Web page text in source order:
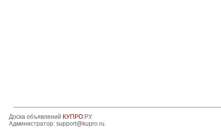
Доска объявлений КУПРО.РУ.
Администратор: support@kupro.ru.